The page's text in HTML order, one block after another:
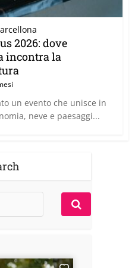
2026: dove
incontra la
un evento che unisce in
neve e paesaggi...